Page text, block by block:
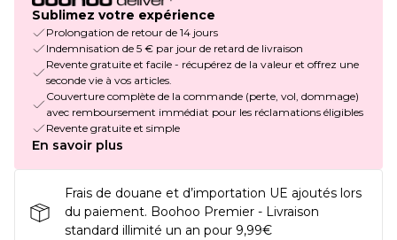
Sublimez votre expérience
Prolongation de retour de 14 jours
Indemnisation de 5 € par jour de retard de livraison
Revente gratuite et facile - récupérez de la valeur et offrez une
seconde vie à vos articles.
Couverture complète de la commande (perte, vol, dommage)
avec remboursement immédiat pour les réclamations éligibles
Revente gratuite et simple
En savoir plus
Frais de douane et d’importation UE ajoutés lors
du paiement. Boohoo Premier - Livraison
standard illimité un an pour 9,99€